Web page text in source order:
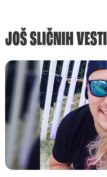
JOŠ SLIČNIH VESTI